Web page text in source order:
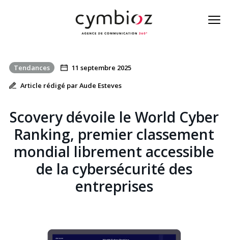
À la une de la cyber
Nos métiers
L’équipe
On est là
Tendances
11 septembre 2025
Article rédigé par Aude Esteves
Scovery dévoile le World Cyber
Ranking, premier classement
mondial librement accessible
de la cybersécurité des
entreprises